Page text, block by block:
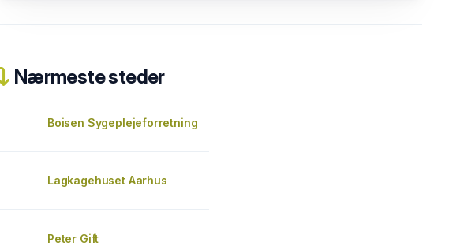
Nærmeste steder
Boisen Sygeplejeforretning
Lagkagehuset Aarhus
Peter Gift